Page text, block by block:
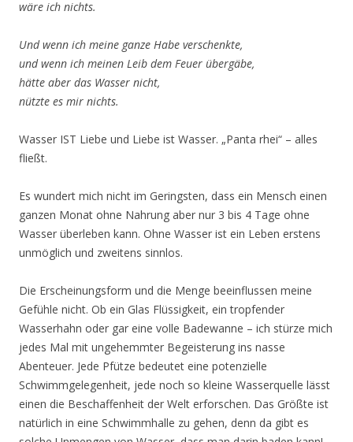
wäre ich nichts.
Und wenn ich meine ganze Habe verschenkte,
und wenn ich meinen Leib dem Feuer übergäbe,
hätte aber das Wasser nicht,
nützte es mir nichts.
Wasser IST Liebe und Liebe ist Wasser. „Panta rhei“ – alles
fließt.
Es wundert mich nicht im Geringsten, dass ein Mensch einen
ganzen Monat ohne Nahrung aber nur 3 bis 4 Tage ohne
Wasser überleben kann. Ohne Wasser ist ein Leben erstens
unmöglich und zweitens sinnlos.
Die Erscheinungsform und die Menge beeinflussen meine
Gefühle nicht. Ob ein Glas Flüssigkeit, ein tropfender
Wasserhahn oder gar eine volle Badewanne – ich stürze mich
jedes Mal mit ungehemmter Begeisterung ins nasse
Abenteuer. Jede Pfütze bedeutet eine potenzielle
Schwimmgelegenheit, jede noch so kleine Wasserquelle lässt
einen die Beschaffenheit der Welt erforschen. Das Größte ist
natürlich in eine Schwimmhalle zu gehen, denn da gibt es